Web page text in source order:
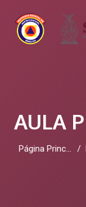
Página Principal